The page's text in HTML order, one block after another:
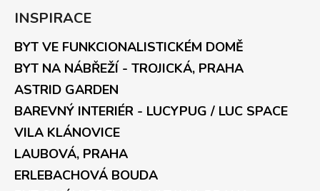
INSPIRACE
BYT VE FUNKCIONALISTICKÉM DOMĚ
BYT NA NÁBŘEŽÍ - TROJICKÁ, PRAHA
ASTRID GARDEN
BAREVNÝ INTERIÉR - LUCYPUG / LUC SPACE
VILA KLÁNOVICE
LAUBOVÁ, PRAHA
ERLEBACHOVÁ BOUDA